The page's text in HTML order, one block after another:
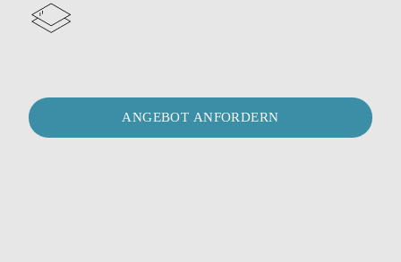
ANGEBOT ANFORDERN